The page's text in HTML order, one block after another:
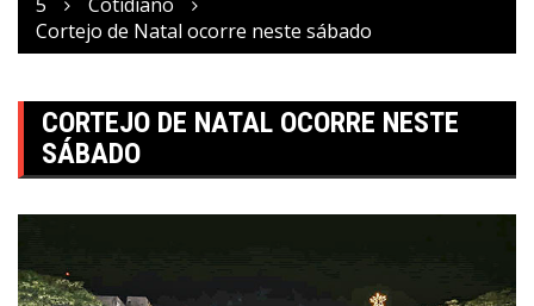
Cortejo de Natal ocorre neste sábado
CORTEJO DE NATAL OCORRE NESTE
SÁBADO